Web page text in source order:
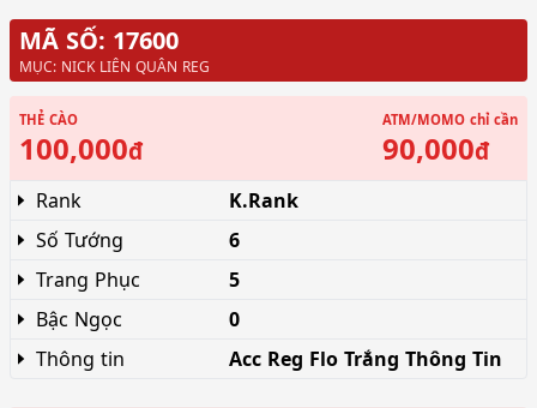
MÃ SỐ: 17600
MỤC: NICK LIÊN QUÂN REG
THẺ CÀO
100,000đ
ATM/MOMOchỉ cần
90,000đ
Rank
K.Rank
Số Tướng
6
Trang Phục
5
Bậc Ngọc
0
Thông tin
Acc Reg Flo Trắng Thông Tin